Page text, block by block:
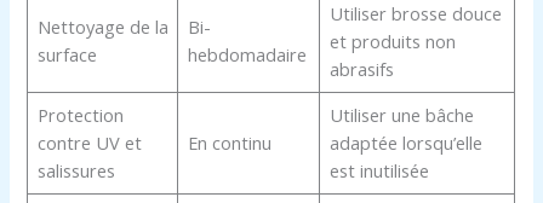
Nettoyage de la
surface
Bi-
hebdomadaire
Utiliser brosse douce
et produits non
abrasifs
Protection
contre UV et
salissures
En continu
Utiliser une bâche
adaptée lorsqu’elle
est inutilisée